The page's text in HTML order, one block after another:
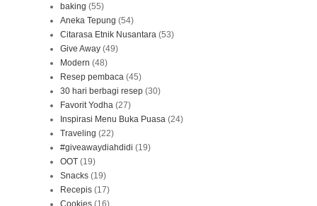
baking (55)
Aneka Tepung (54)
Citarasa Etnik Nusantara (53)
Give Away (49)
Modern (48)
Resep pembaca (45)
30 hari berbagi resep (30)
Favorit Yodha (27)
Inspirasi Menu Buka Puasa (24)
Traveling (22)
#giveawaydiahdidi (19)
OOT (19)
Snacks (19)
Recepis (17)
Cookies (16)